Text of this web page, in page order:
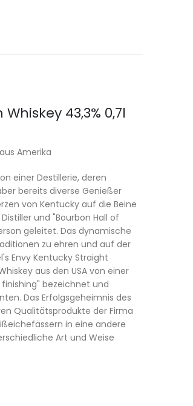
43,3% 0,7l
Amerika
einer Destillerie, deren
bereits diverse Genießer
von Kentucky auf die Beine
und "Bourbon Hall of
geleitet. Das dynamische
zu ehren und auf der
Envy Kentucky Straight
aus den USA von einer
bezeichnet und
Das Erfolgsgeheimnis des
Qualitätsprodukte der Firma
in eine andere
Art und Weise